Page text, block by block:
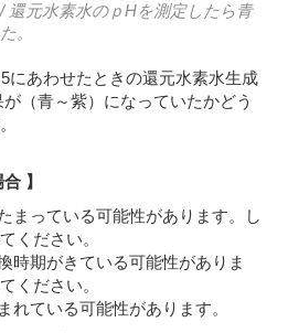
/ 還元水素水のｐHを測定したら青
。
にあわせたときの還元水素水生成
（青～紫）になっていたかどう
】
まっている可能性があります。し
ください。
時期がきている可能性がありま
ください。
れている可能性があります。